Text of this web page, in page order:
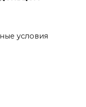
условия